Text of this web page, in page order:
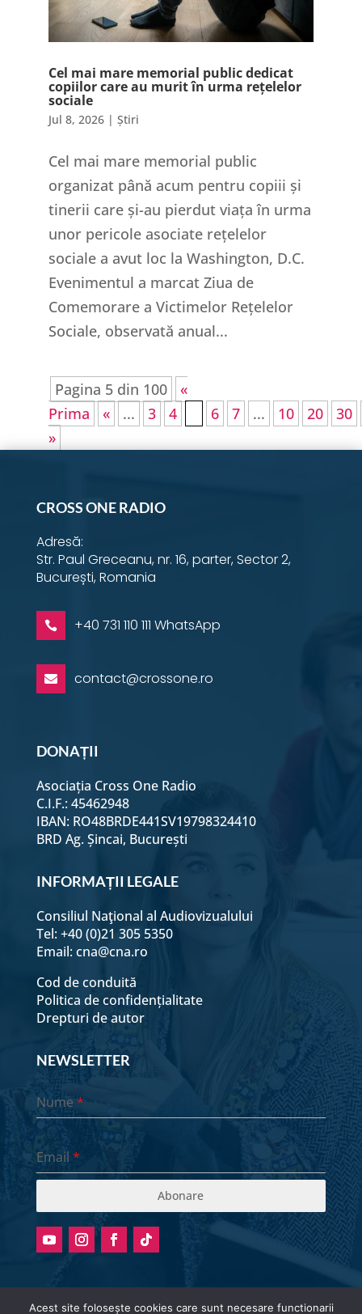
Cel mai mare memorial public dedicat
copiilor care au murit în urma rețelelor
sociale
Jul 8, 2026| Știri
Cel mai mare memorial public
organizat până acum pentru copiii și
tinerii care și-au pierdut viața în urma
unor pericole asociate rețelelor
sociale a avut loc la Washington, D.C.
Evenimentul a marcat Ziua de
Comemorare a Victimelor Rețelelor
Sociale, observată anual...
Pagina 5 din 100
«
Prima
« ... 3 4 6 7 ... 10 20
30
»
CROSS ONE RADIO
Adresă:
Str. Paul Greceanu, nr. 16, parter, Sector 2,
București, Romania
 +40 731 110 111 WhatsApp
 contact@crossone.ro
DONAȚII
Asociația Cross One Radio
C.I.F.: 45462948
IBAN: RO48BRDE441SV19798324410
BRD Ag. Șincai, București
INFORMAȚII LEGALE
Consiliul Naţional al Audiovizualului
Tel: +40 (0)21 305 5350
Email: cna@cna.ro
Cod de conduită
Politica de confidențialitate
Drepturi de autor
NEWSLETTER
Nume*
Email *
Abonare
Acest site folosește cookies care sunt necesare functionarii